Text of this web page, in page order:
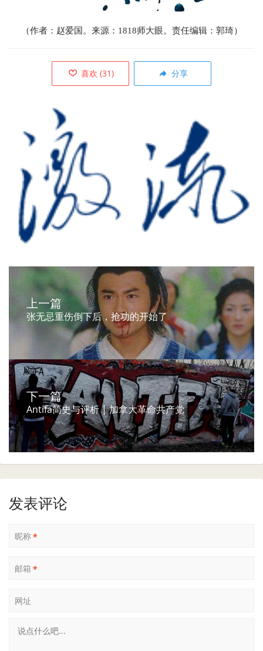
（作者：赵爱国。来源：1818师大眼。责任编辑：郭琦）
喜欢 (31) 分享
上一篇
张无忌重伤倒下后，抢功的开始了
下一篇
Antifa简史与评析 | 加拿大革命共产党
发表评论
昵称*
邮箱 *
网址